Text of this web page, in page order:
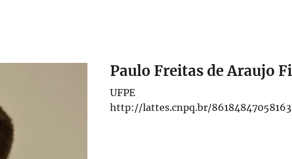
Paulo Freitas de Araujo
UFPE
http://lattes.cnpq.br/